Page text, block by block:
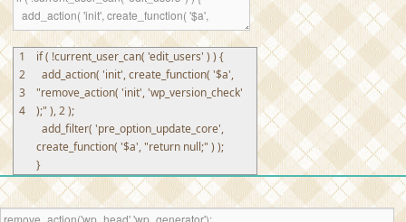
1
2
3
4
if( !current_user_can( 'edit_users' ) ) {
add_action( 'init',create_function( '$a',
"remove_action( 'init', 'wp_version_check'
);" ),2);
add_filter( 'pre_option_update_core',
create_function( '$a',"return null;" ) );
}